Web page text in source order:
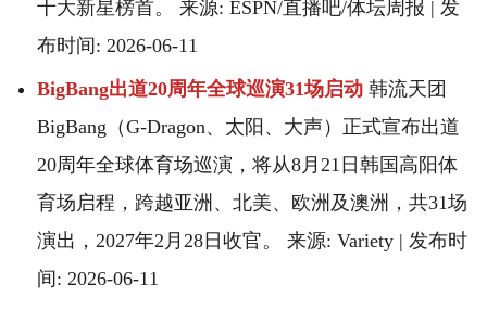
十大新星榜首。 来源: ESPN/直播吧/体坛周报 | 发
布时间: 2026-06-11
BigBang出道20周年全球巡演31场启动 韩流天团
BigBang（G-Dragon、太阳、大声）正式宣布出道
20周年全球体育场巡演，将从8月21日韩国高阳体
育场启程，跨越亚洲、北美、欧洲及澳洲，共31场
演出，2027年2月28日收官。 来源: Variety | 发布时
间: 2026-06-11